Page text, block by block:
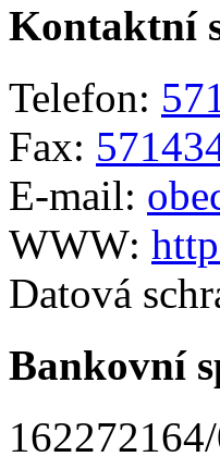
Kontaktní
Telefon:
Fax:
E-mail:
WWW:
Datová
Bankovní